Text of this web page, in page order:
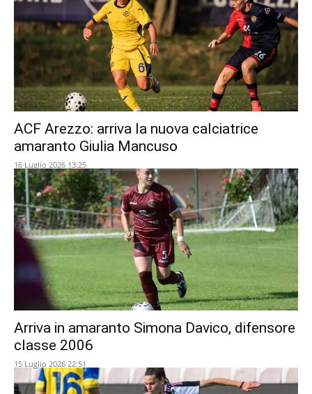
ACF Arezzo: arriva la nuova calciatrice
amaranto Giulia Mancuso
16 Luglio 2026 13:25
Arriva in amaranto Simona Davico, difensore
classe 2006
15 Luglio 2026 22:51